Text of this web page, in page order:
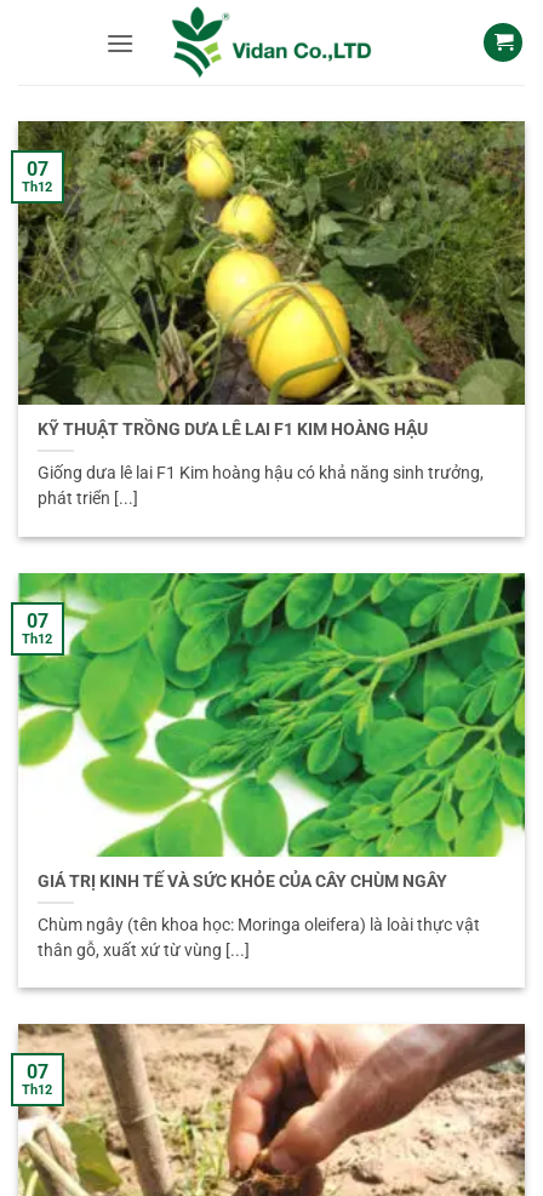
KỸ THUẬT TRỒNG DƯA LÊ LAI F1 KIM HOÀNG HẬU
Giống dưa lê lai F1 Kim hoàng hậu có khả năng sinh trưởng,
phát triển [...]
07
Th12
GIÁ TRỊ KINH TẾ VÀ SỨC KHỎE CỦA CÂY CHÙM NGÂY
Chùm ngây (tên khoa học: Moringa oleifera) là loài thực vật
thân gỗ, xuất xứ từ vùng [...]
07
Th12
07
Th12